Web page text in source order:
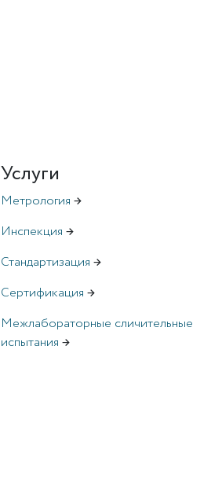
Услуги
Метрология →
Инспекция →
Стандартизация →
Сертификация →
Межлабораторные сличительные
испытания →